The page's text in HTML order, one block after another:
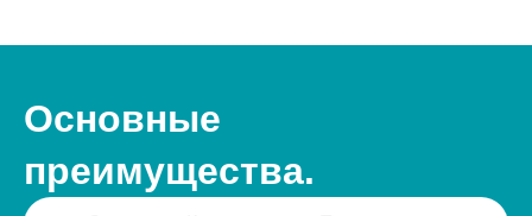
Основные
преимущества.